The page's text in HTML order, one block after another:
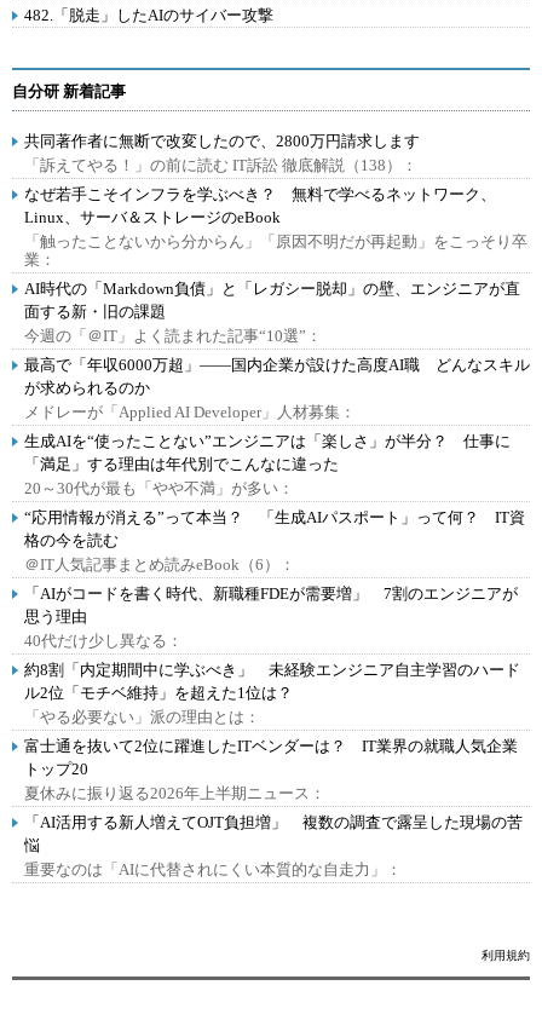
482.「脱走」したAIのサイバー攻撃
自分研 新着記事
共同著作者に無断で改変したので、2800万円請求します
「訴えてやる！」の前に読む IT訴訟 徹底解説（138）：
なぜ若手こそインフラを学ぶべき？ 無料で学べるネットワーク、
Linux、サーバ＆ストレージのeBook
「触ったことないから分からん」「原因不明だが再起動」をこっそり卒
業：
AI時代の「Markdown負債」と「レガシー脱却」の壁、エンジニアが直
面する新・旧の課題
今週の「＠IT」よく読まれた記事“10選”：
最高で「年収6000万超」――国内企業が設けた高度AI職 どんなスキル
が求められるのか
メドレーが「Applied AI Developer」人材募集：
生成AIを“使ったことない”エンジニアは「楽しさ」が半分？ 仕事に
「満足」する理由は年代別でこんなに違った
20～30代が最も「やや不満」が多い：
“応用情報が消える”って本当？ 「生成AIパスポート」って何？ IT資
格の今を読む
＠IT人気記事まとめ読みeBook（6）：
「AIがコードを書く時代、新職種FDEが需要増」 7割のエンジニアが
思う理由
40代だけ少し異なる：
約8割「内定期間中に学ぶべき」 未経験エンジニア自主学習のハード
ル2位「モチベ維持」を超えた1位は？
「やる必要ない」派の理由とは：
富士通を抜いて2位に躍進したITベンダーは？ IT業界の就職人気企業
トップ20
夏休みに振り返る2026年上半期ニュース：
「AI活用する新人増えてOJT負担増」 複数の調査で露呈した現場の苦
悩
重要なのは「AIに代替されにくい本質的な自走力」：
利用規約